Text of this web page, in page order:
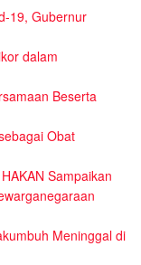
19, Gubernur
dalam
Beserta
Obat
Sampaikan
Meninggal di